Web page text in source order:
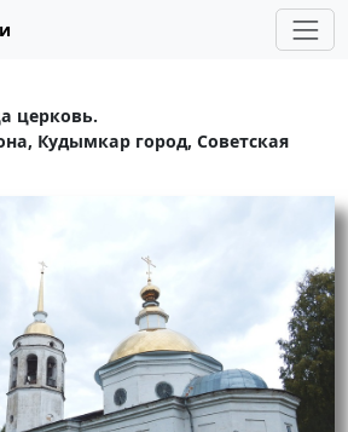
церковь.
Кудымкар город, Советская